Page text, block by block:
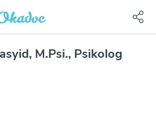
M.Psi., Psikolog